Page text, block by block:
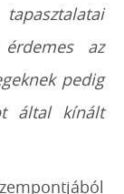
az
pedig
által kínált